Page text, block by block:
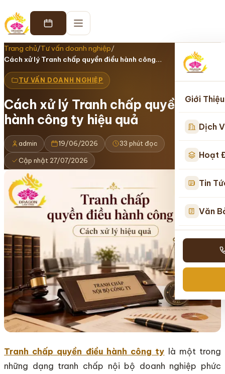
Giới Thiệu
Dịch
Hoạt
Tin
Văn
Trang chủ/Tư vấn doanh nghiệp/
Cách xử lý Tranh chấp quyền điều hành công…
TƯ VẤN DOANH NGHIỆP
Cách xử lý Tranh chấp quyền điều
hành công ty hiệu quả
admin 19/06/2026 33 phút đọc
Cập nhật 27/07/2026
Tranh chấp quyền điều hành công ty là một trong
những dạng tranh chấp nội bộ doanh nghiệp phức